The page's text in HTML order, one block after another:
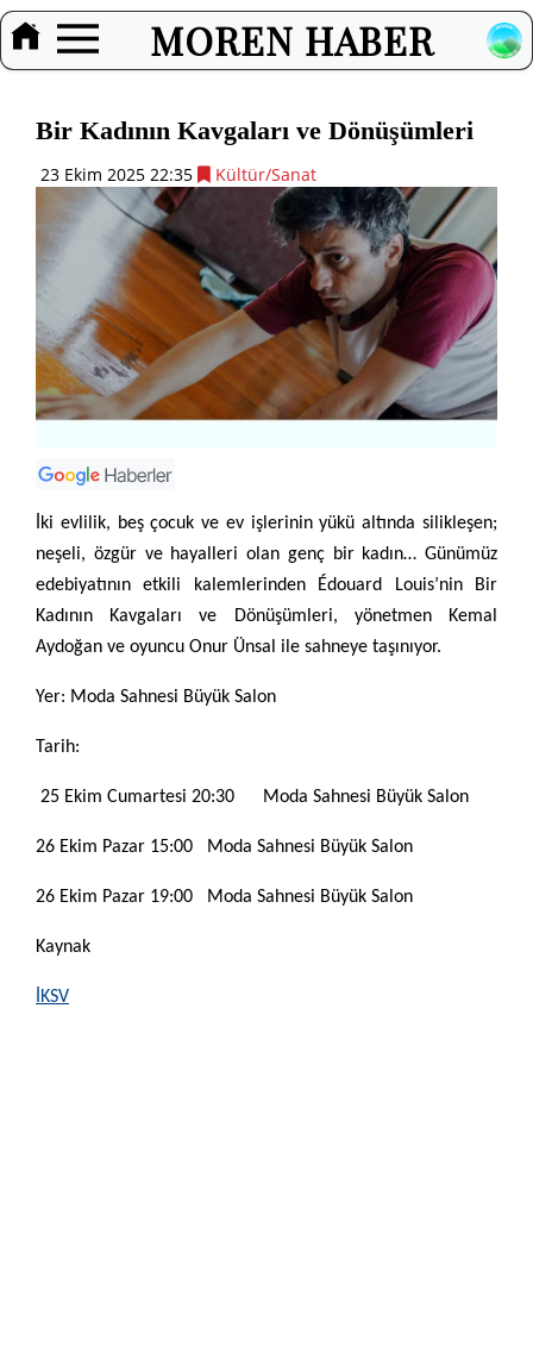
MOREN HABER
Bir Kadının Kavgaları ve Dönüşümleri
23 Ekim 2025 22:35 Kültür/Sanat
İki evlilik, beş çocuk ve ev işlerinin yükü altında silikleşen;
neşeli, özgür ve hayalleri olan genç bir kadın… Günümüz
edebiyatının etkili kalemlerinden Édouard Louis’nin Bir
Kadının Kavgaları ve Dönüşümleri, yönetmen Kemal
Aydoğan ve oyuncu Onur Ünsal ile sahneye taşınıyor.
Yer: Moda Sahnesi Büyük Salon
Tarih:
25 Ekim Cumartesi 20:30 Moda Sahnesi Büyük Salon
26 Ekim Pazar 15:00 Moda Sahnesi Büyük Salon
26 Ekim Pazar 19:00 Moda Sahnesi Büyük Salon
Kaynak
İKSV